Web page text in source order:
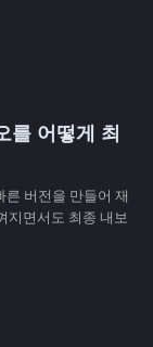
를 어떻게 최
버전을 만들어 재
지면서도 최종 내보